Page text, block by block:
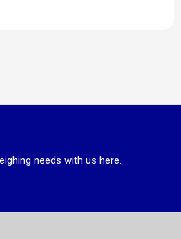
needs with us here.